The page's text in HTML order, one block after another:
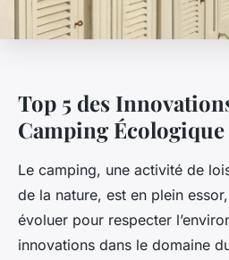
Top 5 des
Camping Écologique
Le camping, une activité de
de la nature, est en plein
évoluer pour respecter
innovations dans le domaine